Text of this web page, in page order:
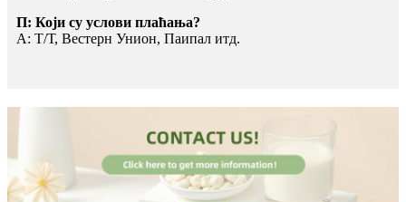
П: Који су услови плаћања?
A: Т/Т, Вестерн Унион, Паипал итд.